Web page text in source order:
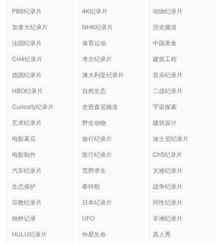
PBS纪录片
4K纪录片
动物纪录片
加拿大纪录片
NHK纪录片
历史频道
法国纪录片
体育运动
中国美食
CH4纪录片
考古纪录片
建筑工程
德国纪录片
澳大利亚纪录片
音乐纪录片
HBO纪录片
自然生态
二战纪录片
Curiosity纪录片
史密森尼频道
宇宙探索
艺术纪录片
野生动物
建筑设计
电影幕后
旅行纪录片
迪士尼纪录片
电影制作
医疗纪录片
Ch5纪录片
汽车纪录片
荒野求生
灾难纪录片
生态保护
希特勒
战争纪录片
宗教纪录片
日本纪录片
同性纪录片
纳粹记录
UFO
非洲纪录片
HULU纪录片
外星生命
真人秀